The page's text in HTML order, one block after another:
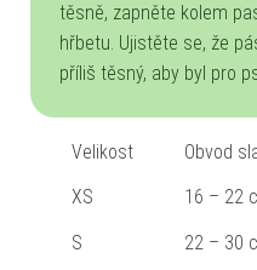
těsně, zapněte kolem
hřbetu. Ujistěte se, že
příliš těsný, aby byl pro
Velikost Obvod
XS
16 – 22
S
22 – 30